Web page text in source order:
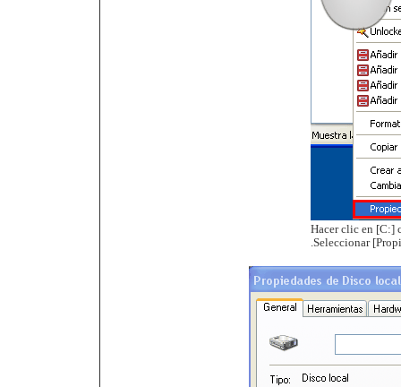
Hacer clic en [C:]
.Seleccionar